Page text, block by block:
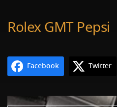
Rolex GMT Pepsi
Facebook Twitter